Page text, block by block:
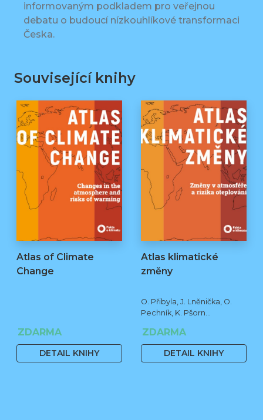
informovaným podkladem pro veřejnou
debatu o budoucí nízkouhlíkové transformaci
Česka.
Související knihy
Atlas of Climate
Change
ZDARMA
DETAIL KNIHY
Atlas klimatické
změny
O. Přibyla, J. Lněnička, O.
Pechník, K. Pšorn
ZDARMA
DETAIL KNIHY